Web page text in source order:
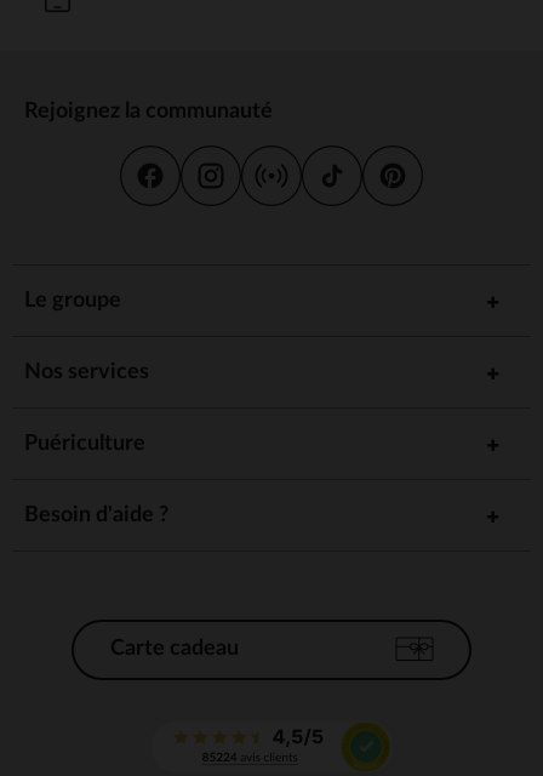
Rejoignez la communauté
Le groupe
Nos services
Puériculture
Besoin d'aide ?
Carte cadeau